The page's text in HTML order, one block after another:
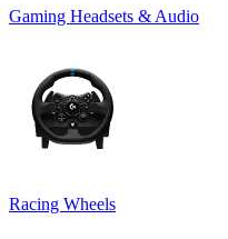
Gaming Headsets & Audio
Racing Wheels